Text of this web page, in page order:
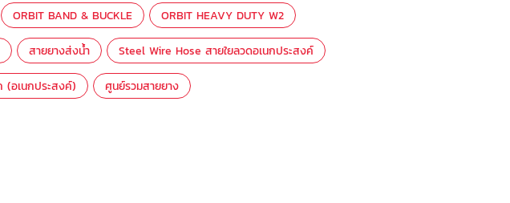
ORBIT BAND & BUCKLE ORBIT HEAVY DUTY W2
สายยางส่งน้ำ Steel Wire Hose สายใยลวดอเนกประสงค์
(อเนกประสงค์) ศูนย์รวมสายยาง